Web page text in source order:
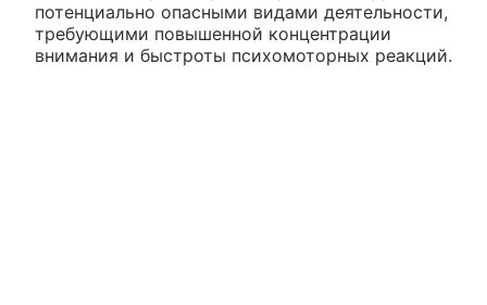
потенциально опасными видами деятельности,
требующими повышенной концентрации
внимания и быстроты психомоторных реакций.